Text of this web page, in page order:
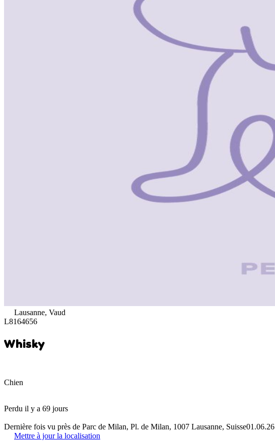
Lausanne, Vaud
L8164656
Whisky
Chien
Perdu il y a 69 jours
Dernière fois vu près de Parc de Milan, Pl. de Milan, 1007 Lausanne, Suisse01.06.26
Mettre à jour la localisation